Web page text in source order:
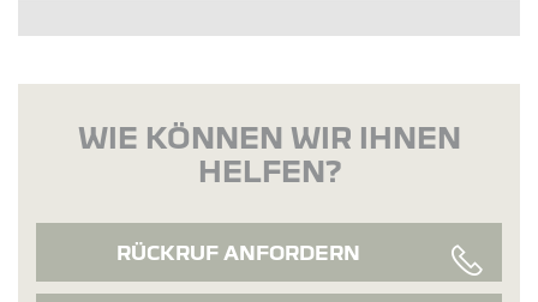
WIE KÖNNEN WIR IHNEN
HELFEN?
RÜCKRUF ANFORDERN